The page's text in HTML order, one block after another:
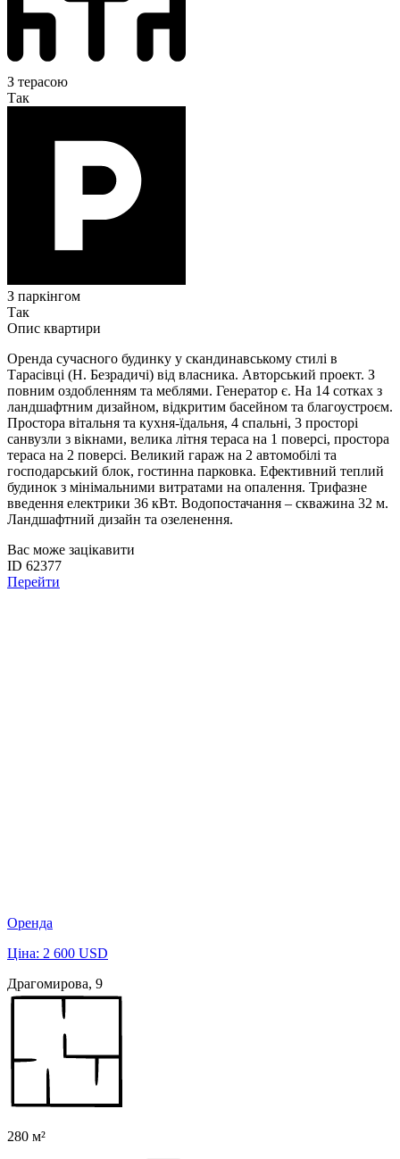
З терасою
Так
З паркінгом
Так
Опис квартири
Оренда сучасного будинку у скандинавському стилі в
Тарасівці (Н. Безрадичі) від власника. Авторський проект. З
повним оздобленням та меблями. Генератор є. На 14 сотках з
ландшафтним дизайном, відкритим басейном та благоустроєм.
Простора вітальня та кухня-їдальня, 4 спальні, 3 просторі
санвузли з вікнами, велика літня тераса на 1 поверсі, простора
тераса на 2 поверсі. Великий гараж на 2 автомобілі та
господарський блок, гостинна парковка. Ефективний теплий
будинок з мінімальними витратами на опалення. Трифазне
введення електрики 36 кВт. Водопостачання – скважина 32 м.
Ландшафтний дизайн та озеленення.
Вас може зацікавити
ID 62377
Перейти
Оренда
Ціна: 2 600 USD
Драгомирова, 9
280 м²